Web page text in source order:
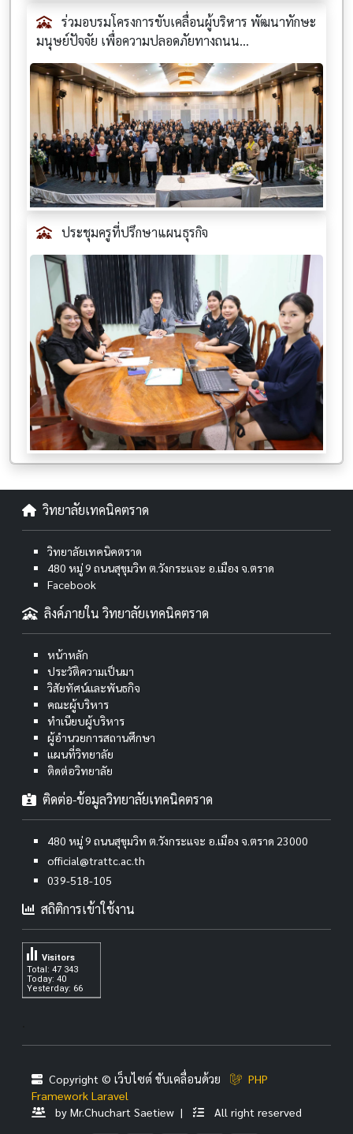
ร่วมอบรมโครงการขับเคลื่อนผู้บริหาร พัฒนาทักษะ
มนุษย์ปัจจัย เพื่อความปลอดภัยทางถนน...
ประชุมครูที่ปรึกษาแผนธุรกิจ
วิทยาลัยเทคนิคตราด
วิทยาลัยเทคนิคตราด
480 หมู่ 9 ถนนสุขุมวิท ต.วังกระแจะ อ.เมือง จ.ตราด
Facebook
ลิงค์ภายใน วิทยาลัยเทคนิคตราด
หน้าหลัก
ประวัติความเป็นมา
วิสัยทัศน์และพันธกิจ
คณะผู้บริหาร
ทำเนียบผู้บริหาร
ผู้อำนวยการสถานศึกษา
แผนที่วิทยาลัย
ติดต่อวิทยาลัย
ติดต่อ-ข้อมูลวิทยาลัยเทคนิคตราด
480 หมู่ 9 ถนนสุขุมวิท ต.วังกระแจะ อ.เมือง จ.ตราด 23000
official@trattc.ac.th
039-518-105
สถิติการเข้าใช้งาน
Total: 47 343
Today: 40
Yesterday: 66
Visitors
Copyright © เว็บไซต์ ขับเคลื่อนด้วย
PHP
Framework Laravel
by Mr.Chuchart Saetiew |
All right reserved